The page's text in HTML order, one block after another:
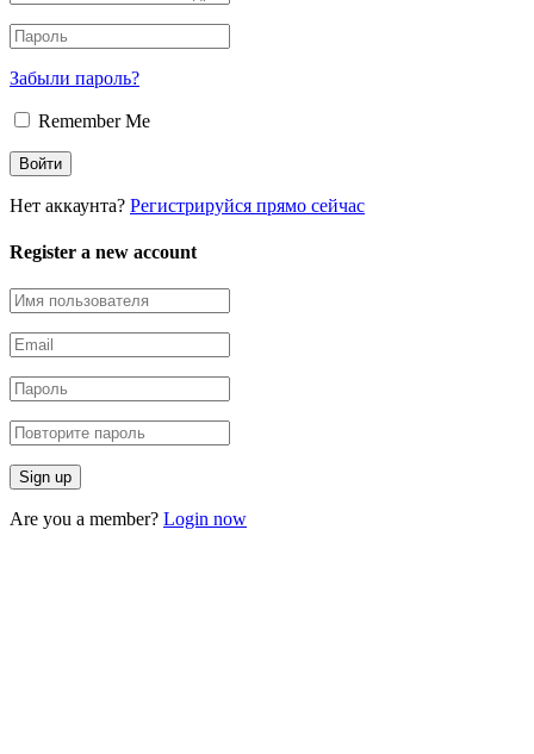
Забыли пароль?
Remember Me
Нет аккаунта? Регистрируйся прямо сейчас
Register a new account
Are you a member? Login now